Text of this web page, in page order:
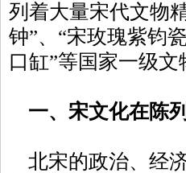
列着大量宋代文物
钟”、“宋玫瑰紫钧
口缸”等国家一级
一、宋文化在
北宋的政治、经